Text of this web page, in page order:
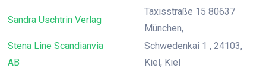
Sandra Uschtrin Verlag
Taxisstraße 15 80637
München,
Stena Line Scandianvia
AB
Schwedenkai 1 , 24103,
Kiel, Kiel